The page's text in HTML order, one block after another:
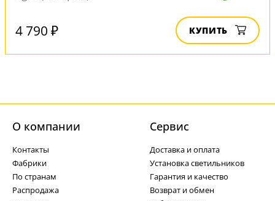
4 790 ₽ КУПИТЬ
О компании
Контакты
Фабрики
По странам
Распродажа
Cервис
Доставка и оплата
Установка светильников
Гарантия и качество
Возврат и обмен